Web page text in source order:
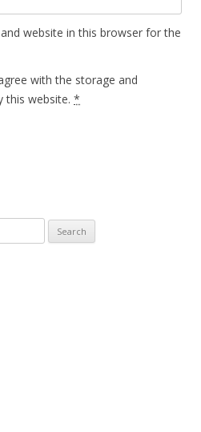
website in this browser for the
with the storage and
this website. *